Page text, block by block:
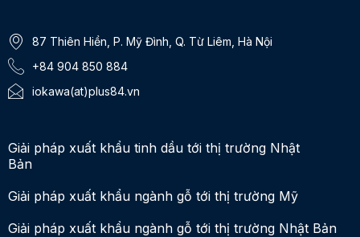
87 Thiên Hiền, P. Mỹ Đình, Q. Từ Liêm, Hà Nội
+84 904 850 884
iokawa(at)plus84.vn
Giải pháp xuất khẩu tinh dầu tới thị trường Nhật
Bản
Giải pháp xuất khẩu ngành gỗ tới thị trường Mỹ
Giải pháp xuất khẩu ngành gỗ tới thị trường Nhật Bản